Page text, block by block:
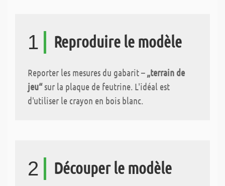
1 Reproduire le modèle
Reporter les mesures du gabarit– „terrain de
jeu“sur la plaque de feutrine. L'idéal est
d'utiliser le crayon en bois blanc.
2 Découper le modèle